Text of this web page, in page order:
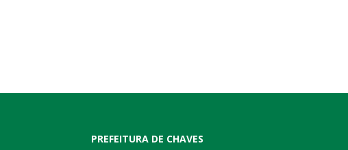
PREFEITURA DE CHAVES